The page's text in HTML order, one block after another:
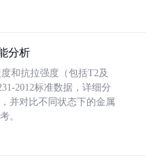
分析
和抗拉强度（包括T2及
2012标准数据，详细分
并对比不同状态下的金属
。